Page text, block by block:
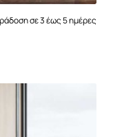
σε 3 έως 5 ημέρες